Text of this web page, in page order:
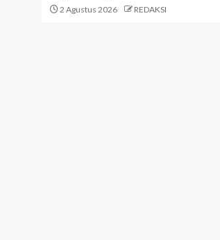
2 Agustus 2026 REDAKSI